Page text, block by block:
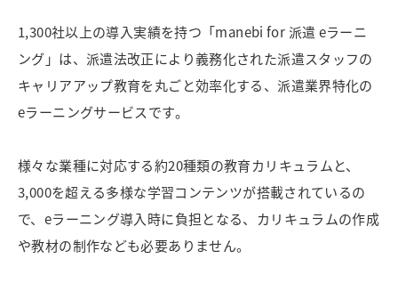
1,300社以上の導入実績を持つ「manebi for 派遣 eラーニ
ング」は、派遣法改正により義務化された派遣スタッフの
キャリアアップ教育を丸ごと効率化する、派遣業界特化の
eラーニングサービスです。
様々な業種に対応する約20種類の教育カリキュラムと、
3,000を超える多様な学習コンテンツが搭載されているの
で、eラーニング導入時に負担となる、カリキュラムの作成
や教材の制作なども必要ありません。